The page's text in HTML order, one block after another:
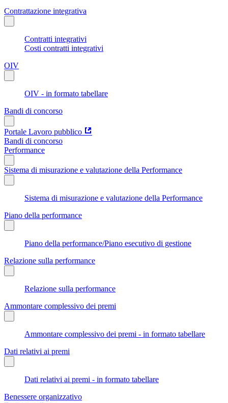
Contrattazione integrativa
Contratti integrativi
Costi contratti integrativi
OIV
OIV - in formato tabellare
Bandi di concorso
Portale Lavoro pubblico
Bandi di concorso
Performance
Sistema di misurazione e valutazione della Performance
Sistema di misurazione e valutazione della Performance
Piano della performance
Piano della performance/Piano esecutivo di gestione
Relazione sulla performance
Relazione sulla performance
Ammontare complessivo dei premi
Ammontare complessivo dei premi - in formato tabellare
Dati relativi ai premi
Dati relativi ai premi - in formato tabellare
Benessere organizzativo